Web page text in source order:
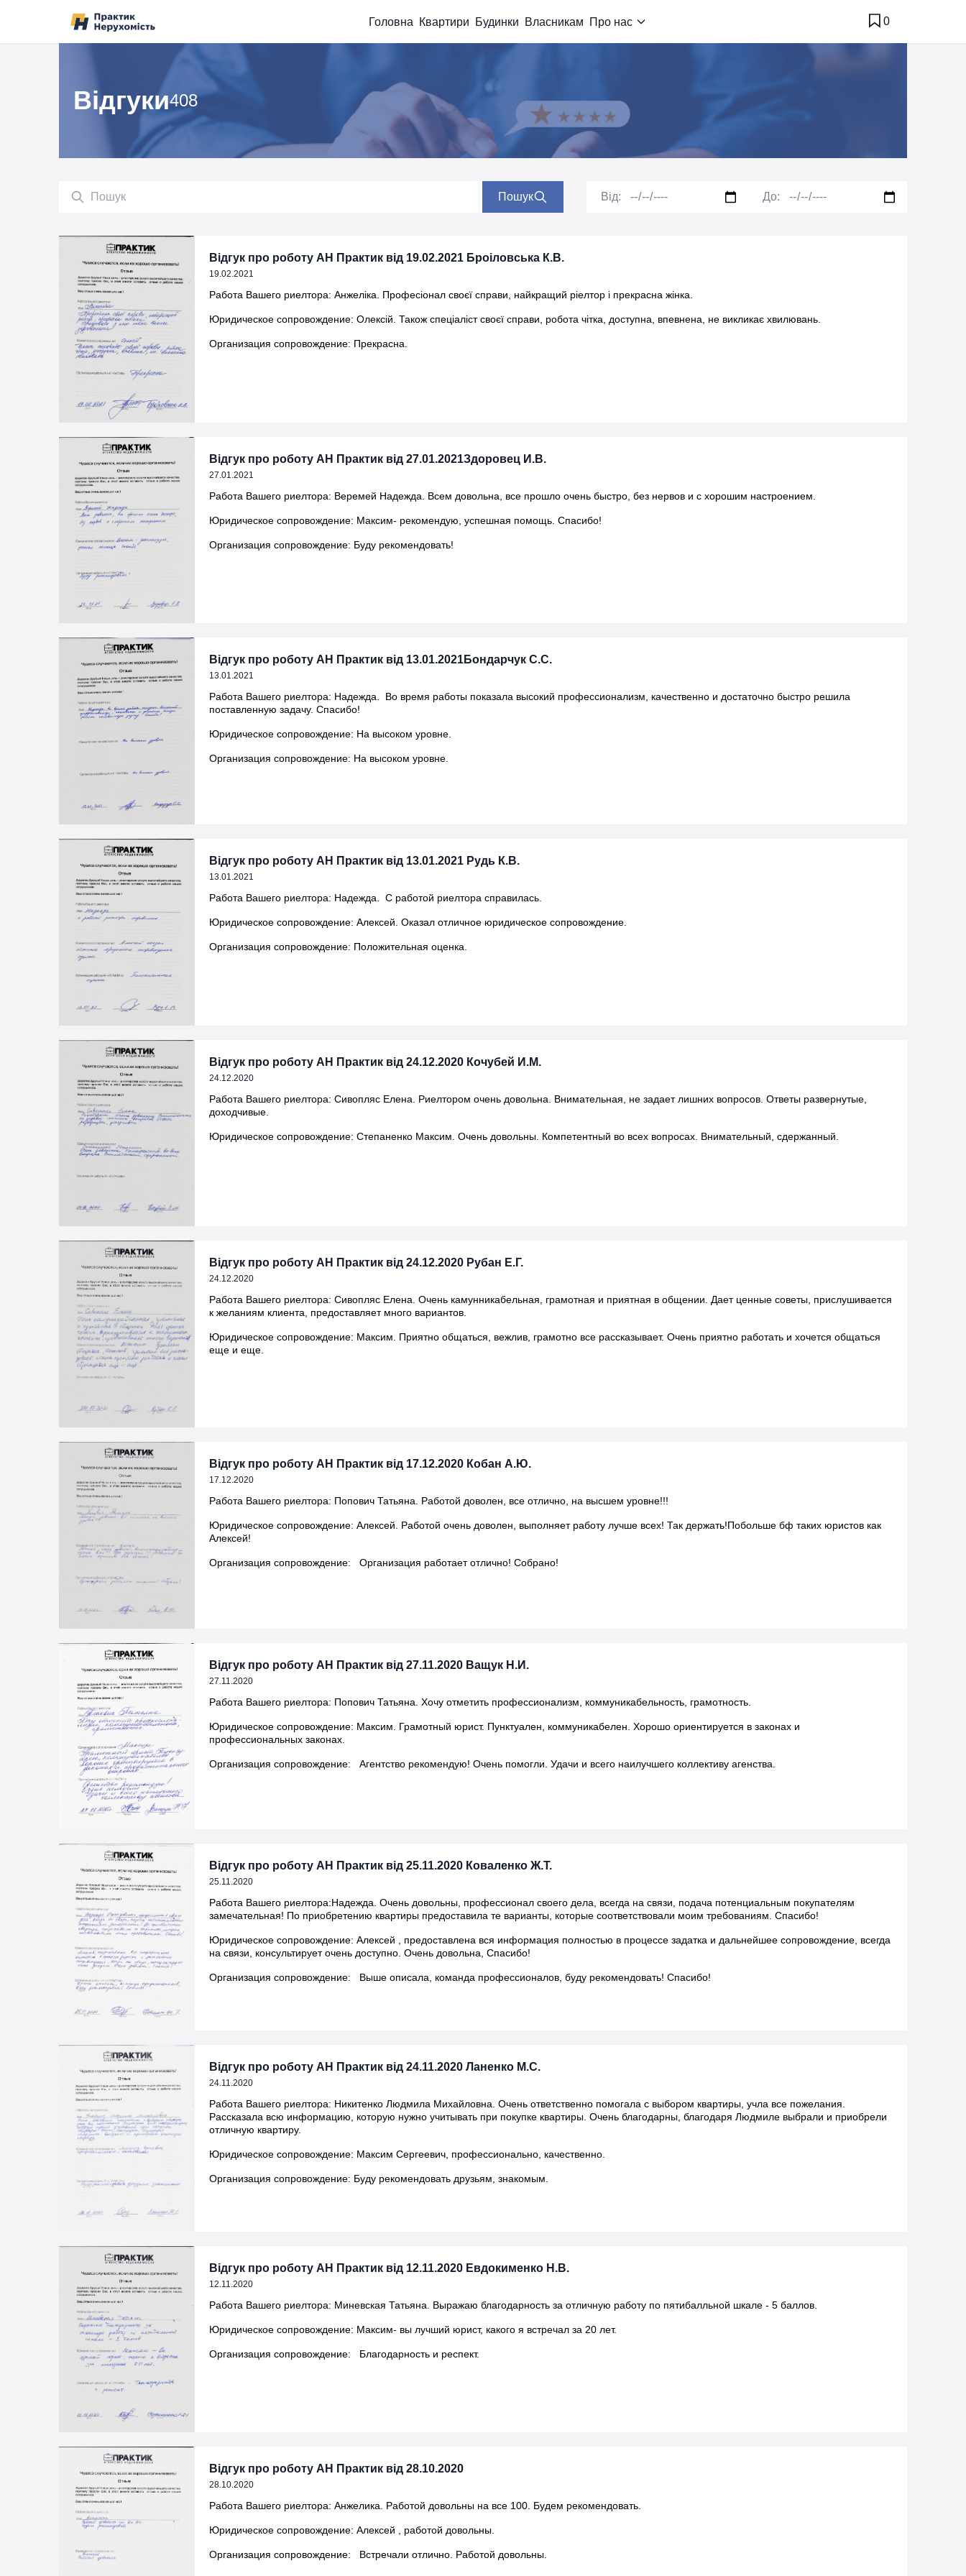
Головна
Квартири Будинки Власникам Про нас 0
Відгуки408
Пошук
Пошук Від: До:
Відгук про роботу АН Практик від 19.02.2021 Броіловська К.В.
19.02.2021
Работа Вашего риелтора: Анжеліка. Професіонал своєї справи, найкращий ріелтор і прекрасна жінка.
Юридическое сопровождение: Олексій. Також спеціаліст своєї справи, робота чітка, доступна, впевнена, не викликає хвилювань.
Организация сопровождение: Прекрасна.
Відгук про роботу АН Практик від 27.01.2021Здоровец И.В.
27.01.2021
Работа Вашего риелтора: Веремей Надежда. Всем довольна, все прошло очень быстро, без нервов и с хорошим настроением.
Юридическое сопровождение: Максим- рекомендую, успешная помощь. Спасибо!
Организация сопровождение: Буду рекомендовать!
Відгук про роботу АН Практик від 13.01.2021Бондарчук С.С.
13.01.2021
Работа Вашего риелтора: Надежда. Во время работы показала высокий профессионализм, качественно и достаточно быстро решила
поставленную задачу. Спасибо!
Юридическое сопровождение: На высоком уровне.
Организация сопровождение: На высоком уровне.
Відгук про роботу АН Практик від 13.01.2021 Рудь К.В.
13.01.2021
Работа Вашего риелтора: Надежда. С работой риелтора справилась.
Юридическое сопровождение: Алексей. Оказал отличное юридическое сопровождение.
Организация сопровождение: Положительная оценка.
Відгук про роботу АН Практик від 24.12.2020 Кочубей И.М.
24.12.2020
Работа Вашего риелтора: Сивопляс Елена. Риелтором очень довольна. Внимательная, не задает лишних вопросов. Ответы развернутые,
доходчивые.
Юридическое сопровождение: Степаненко Максим. Очень довольны. Компетентный во всех вопросах. Внимательный, сдержанный.
Відгук про роботу АН Практик від 24.12.2020 Рубан Е.Г.
24.12.2020
Работа Вашего риелтора: Сивопляс Елена. Очень камунникабельная, грамотная и приятная в общении. Дает ценные советы, прислушивается
к желаниям клиента, предоставляет много вариантов.
Юридическое сопровождение: Максим. Приятно общаться, вежлив, грамотно все рассказывает. Очень приятно работать и хочется общаться
еще и еще.
Відгук про роботу АН Практик від 17.12.2020 Кобан А.Ю.
17.12.2020
Работа Вашего риелтора: Попович Татьяна. Работой доволен, все отлично, на высшем уровне!!!
Юридическое сопровождение: Алексей. Работой очень доволен, выполняет работу лучше всех! Так держать!Побольше бф таких юристов как
Алексей!
Организация сопровождение: Организация работает отлично! Собрано!
Відгук про роботу АН Практик від 27.11.2020 Ващук Н.И.
27.11.2020
Работа Вашего риелтора: Попович Татьяна. Хочу отметить профессионализм, коммуникабельность, грамотность.
Юридическое сопровождение: Максим. Грамотный юрист. Пунктуален, коммуникабелен. Хорошо ориентируется в законах и
профессиональных законах.
Организация сопровождение: Агентство рекомендую! Очень помогли. Удачи и всего наилучшего коллективу агенства.
Відгук про роботу АН Практик від 25.11.2020 Коваленко Ж.Т.
25.11.2020
Работа Вашего риелтора:Надежда. Очень довольны, профессионал своего дела, всегда на связи, подача потенциальным покупателям
замечательная! По приобретению квартиры предоставила те варианты, которые соответствовали моим требованиям. Спасибо!
Юридическое сопровождение: Алексей , предоставлена вся информация полностью в процессе задатка и дальнейшее сопровождение, всегда
на связи, консультирует очень доступно. Очень довольна, Спасибо!
Организация сопровождение: Выше описала, команда профессионалов, буду рекомендовать! Спасибо!
Відгук про роботу АН Практик від 24.11.2020 Ланенко М.С.
24.11.2020
Работа Вашего риелтора: Никитенко Людмила Михайловна. Очень ответственно помогала с выбором квартиры, учла все пожелания.
Рассказала всю информацию, которую нужно учитывать при покупке квартиры. Очень благодарны, благодаря Людмиле выбрали и приобрели
отличную квартиру.
Юридическое сопровождение: Максим Сергеевич, профессионально, качественно.
Организация сопровождение: Буду рекомендовать друзьям, знакомым.
Відгук про роботу АН Практик від 12.11.2020 Евдокименко Н.В.
12.11.2020
Работа Вашего риелтора: Миневская Татьяна. Выражаю благодарность за отличную работу по пятибалльной шкале - 5 баллов.
Юридическое сопровождение: Максим- вы лучший юрист, какого я встречал за 20 лет.
Организация сопровождение: Благодарность и респект.
Відгук про роботу АН Практик від 28.10.2020
28.10.2020
Работа Вашего риелтора: Анжелика. Работой довольны на все 100. Будем рекомендовать.
Юридическое сопровождение: Алексей , работой довольны.
Организация сопровождение: Встречали отлично. Работой довольны.